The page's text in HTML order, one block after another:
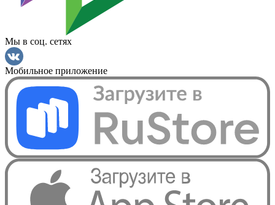
Мы в соц. сетях
Мобильное приложение